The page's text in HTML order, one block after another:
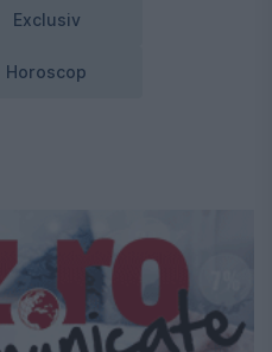
Exclusiv
Horoscop